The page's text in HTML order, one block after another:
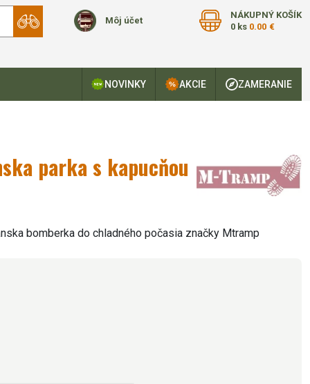
Môj účet
NÁKUPNÝ KOŠÍK
0 ks 0.00 €
NOVINKY AKCIE ZAMERANIE
parka s kapucňou
bomberka do chladného počasia značky Mtramp